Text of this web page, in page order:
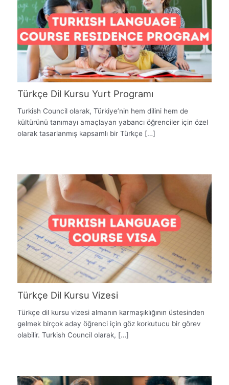
Türkçe Dil Kursu Yurt Programı
Turkish Council olarak, Türkiye’nin hem dilini hem de
kültürünü tanımayı amaçlayan yabancı öğrenciler için özel
olarak tasarlanmış kapsamlı bir Türkçe […]
Türkçe Dil Kursu Vizesi
Türkçe dil kursu vizesi almanın karmaşıklığının üstesinden
gelmek birçok aday öğrenci için göz korkutucu bir görev
olabilir. Turkish Council olarak, […]